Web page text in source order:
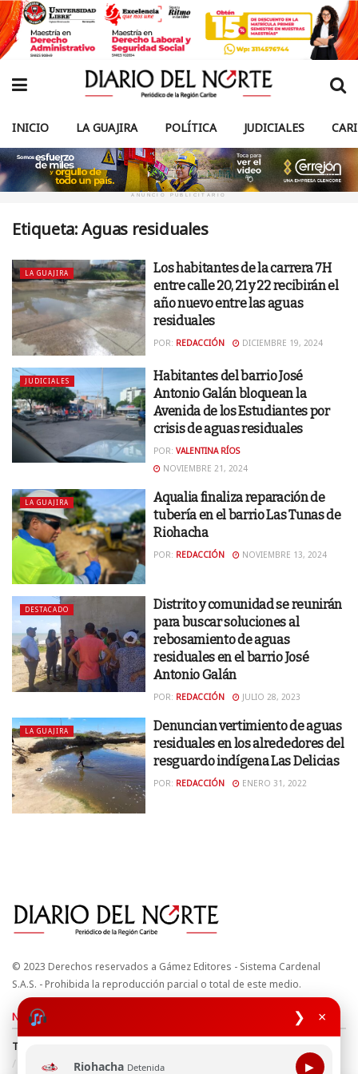
❯ ×
Riohacha Detenida ▶
INICIO LA GUAJIRA POLÍTICA JUDICIALES
ANUNCIO PUBLICITARIO
Etiqueta:Aguas residuales
LA GUAJIRA
Los habitantes de la carrera 7H
entre calle 20, 21 y 22 recibirán el
año nuevo entre las aguas
residuales
POR: REDACCIÓN DICIEMBRE 19, 2024
JUDICIALES
Habitantes del barrio José
Antonio Galán bloquean la
Avenida de los Estudiantes por
crisis de aguas residuales
POR: VALENTINA RÍOS
NOVIEMBRE 21, 2024
LA GUAJIRA
Aqualia finaliza reparación de
tubería en el barrio Las Tunas de
Riohacha
POR: REDACCIÓN NOVIEMBRE 13, 2024
DESTACADO
Distrito y comunidad se reunirán
para buscar soluciones al
rebosamiento de aguas
residuales en el barrio José
Antonio Galán
POR: REDACCIÓN JULIO 28, 2023
LA GUAJIRA
Denuncian vertimiento de aguas
residuales en los alrededores del
resguardo indígena Las Delicias
POR: REDACCIÓN ENERO 31, 2022
© 2023 Derechos reservados a Gámez Editores - Sistema Cardenal
S.A.S. - Prohibida la reproducción parcial o total de este medio.
Nuestros sitios
Términos y Condiciones
Política de uso de cookies
Política de Tratamiento de Datos